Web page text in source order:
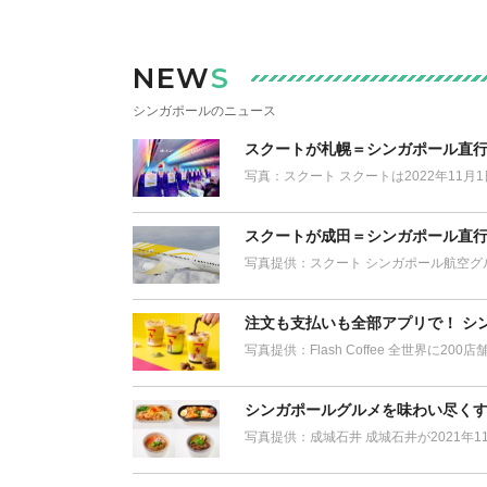
NEWS
シンガポールのニュース
スクートが札幌＝シンガポール直
写真：スクート スクートは2022年11月
スクートが成田＝シンガポール直
写真提供：スクート シンガポール航空
注文も支払いも全部アプリで！ シ
写真提供：Flash Coffee 全世界に200店
シンガポールグルメを味わい尽く
写真提供：成城石井 成城石井が2021年